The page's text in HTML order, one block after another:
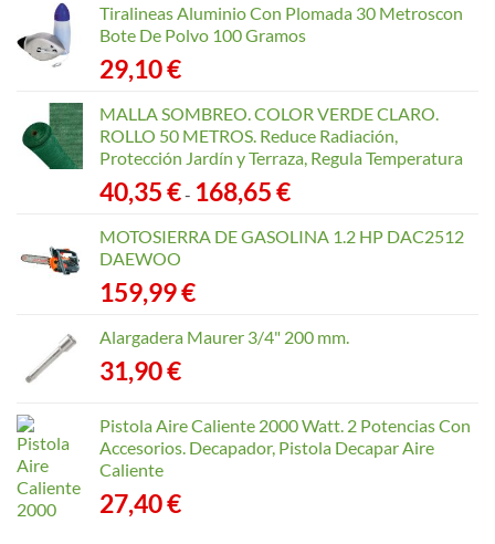
168,65 €
Tiralineas Aluminio Con Plomada 30 Metroscon
Bote De Polvo 100 Gramos
29,10€
MALLA SOMBREO. COLOR VERDE CLARO.
ROLLO 50 METROS. Reduce Radiación,
Protección Jardín y Terraza, Regula Temperatura
40,35€- 168,65€Rango
precios:
MOTOSIERRA DE GASOLINA 1.2 HP DAC2512
DAEWOO
159,99€
Alargadera Maurer 3/4" 200 mm.
31,90€
Pistola Aire Caliente 2000 Watt. 2 Potencias Con
Accesorios. Decapador, Pistola Decapar Aire
Caliente
27,40€